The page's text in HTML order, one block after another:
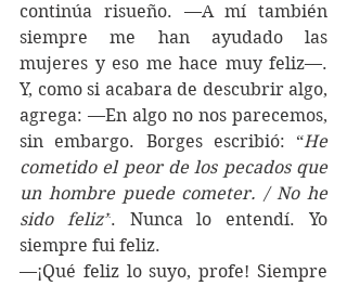
continúa risueño. —A mí también
siempre me han ayudado las
mujeres y eso me hace muy feliz—.
Y, como si acabara de descubrir algo,
agrega: —En algo no nos parecemos,
sin embargo. Borges escribió: “He
cometido el peor de los pecados que
un hombre puede cometer. / No he
sido feliz”. Nunca lo entendí. Yo
siempre fui feliz.
—¡Qué feliz lo suyo, profe! Siempre